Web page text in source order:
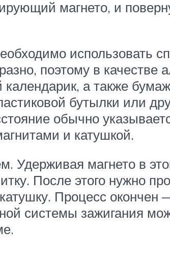
магнето, и
использовать
поэтому в качестве
а также
бутылки или
обычно
и катушкой.
Удерживая магнето в
После этого нужно
Процесс окончен
системы зажигания